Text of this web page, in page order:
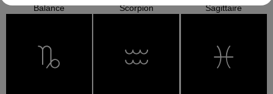
Balance Scorpion Sagittaire